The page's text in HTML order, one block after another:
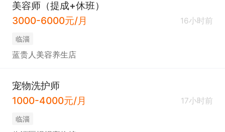
美容师（提成+休班）
3000-6000元/月
16小时前
临淄
蓝贵人美容养生店
宠物洗护师
1000-4000元/月
17小时前
临淄